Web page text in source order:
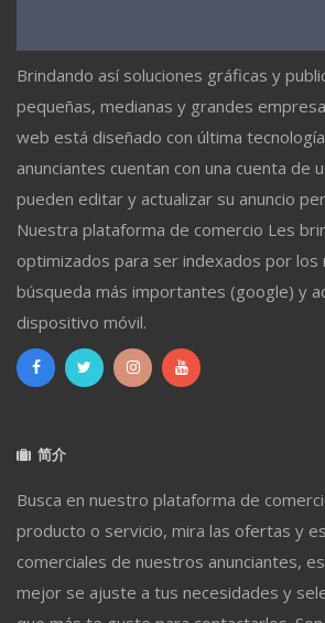
Brindando así soluciones gráficas y
pequeñas, medianas y grandes
web está diseñado con última
anunciantes cuentan con una cuenta de
pueden editar y actualizar su anuncio
Nuestra plataforma de comercio Les
optimizados para ser indexados por
búsqueda más importantes (google) y
dispositivo móvil.
简介
Busca en nuestro plataforma de
producto o servicio, mira las ofertas y
comerciales de nuestros anunciantes,
mejor se ajuste a tus necesidades y